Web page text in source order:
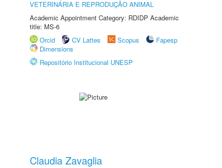
VETERINÁRIA E REPRODUÇÃO ANIMAL
Academic Appointment Category: RDIDP Academic
title: MS-6
Orcid
CV Lattes Scopus
Fapesp
Dimensions
Repositório Institucional UNESP
Claudia Zavaglia